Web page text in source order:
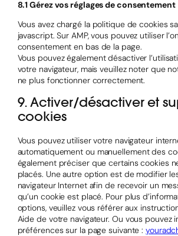
8.1 Gérez vos réglages de consentement
Vous avez chargé la politique de cookies
javascript. Sur AMP, vous pouvez utiliser
consentement en bas de la page.
Vous pouvez également désactiver
votre navigateur, mais veuillez noter que
ne plus fonctionner correctement.
9. Activer/désactiver et
cookies
Vous pouvez utiliser votre navigateur
automatiquement ou manuellement des
également préciser que certains cookies
placés. Une autre option est de modifier
navigateur Internet afin de recevoir un
qu’un cookie est placé. Pour plus
options, veuillez vous référer aux
Aide de votre navigateur. Ou vous pouvez
préférences sur la page suivante :